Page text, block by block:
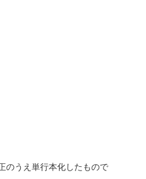
のうえ単行本化したもので